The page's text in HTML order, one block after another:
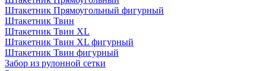
Штакетник Прямоугольный фигурный
Штакетник Твин
Штакетник Твин XL
Штакетник Твин XL фигурный
Штакетник Твин фигурный
Забор из рулонной сетки